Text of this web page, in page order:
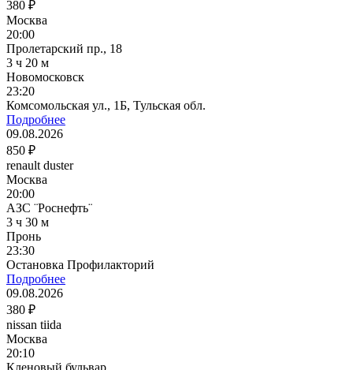
380 ₽
Москва
20:00
Пролетарский пр., 18
3 ч 20 м
Новомосковск
23:20
Комсомольская ул., 1Б, Тульская обл.
Подробнее
09.08.2026
850 ₽
renault duster
Москва
20:00
АЗС ¨Роснефть¨
3 ч 30 м
Пронь
23:30
Остановка Профилакторий
Подробнее
09.08.2026
380 ₽
nissan tiida
Москва
20:10
Кленовый бульвар